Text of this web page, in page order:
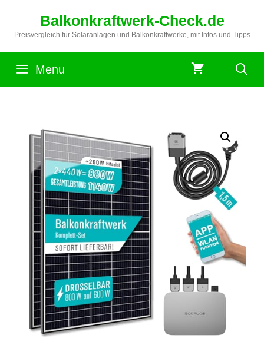
springen
Balkonkraftwerk-Check.de
Preisvergleich für Solaranlagen und Balkonkraftwerke, mit Infos und Tipps
Menu